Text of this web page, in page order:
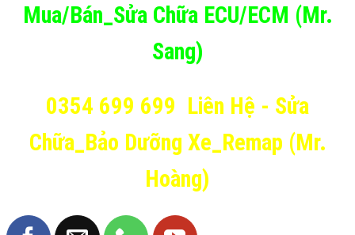
Mua/Bán_Sửa Chữa ECU/ECM (Mr.
Sang)
0354 699 699 Liên Hệ - Sửa
Chữa_Bảo Dưỡng Xe_Remap (Mr.
Hoàng)